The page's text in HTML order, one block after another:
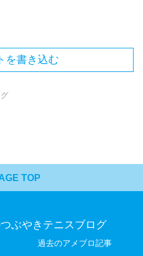
を書き込む
TOP
ぶやきテニスブログ
過去のアメブロ記事